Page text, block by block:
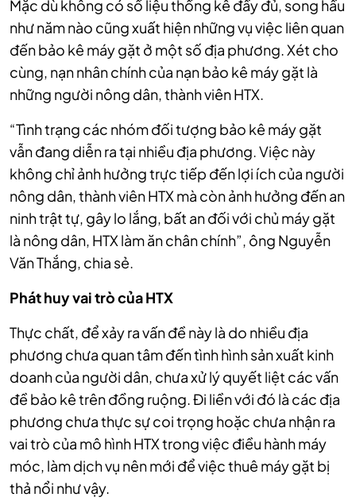
Mặc dù không có số liệu thống kê đầy đủ, song hầu
như năm nào cũng xuất hiện những vụ việc liên quan
đến bảo kê máy gặt ở một số địa phương. Xét cho
cùng, nạn nhân chính của nạn bảo kê máy gặt là
những người nông dân, thành viên HTX.
“Tình trạng các nhóm đối tượng bảo kê máy gặt
vẫn đang diễn ra tại nhiều địa phương. Việc này
không chỉ ảnh hưởng trực tiếp đến lợi ích của người
nông dân, thành viên HTX mà còn ảnh hưởng đến an
ninh trật tự, gây lo lắng, bất an đối với chủ máy gặt
là nông dân, HTX làm ăn chân chính”, ông Nguyễn
Văn Thắng, chia sẻ.
Phát huy vai trò của HTX
Thực chất, để xảy ra vấn đề này là do nhiều địa
phương chưa quan tâm đến tình hình sản xuất kinh
doanh của người dân, chưa xử lý quyết liệt các vấn
đề bảo kê trên đồng ruộng. Đi liền với đó là các địa
phương chưa thực sự coi trọng hoặc chưa nhận ra
vai trò của mô hình HTX trong việc điều hành máy
móc, làm dịch vụ nên mới để việc thuê máy gặt bị
thả nổi như vậy.